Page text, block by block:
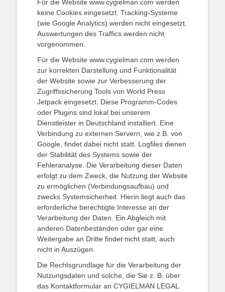
Für die Website www.cygielman.com werden
keine Cookies eingesetzt. Tracking-Systeme
(wie Google Analytics) werden nicht eingesetzt.
Auswertungen des Traffics werden nicht
vorgenommen.
Für die Website www.cygielman.com werden
zur korrekten Darstellung und Funktionalität
der Website sowie zur Verbesserung der
Zugriffssicherung Tools von World Press
Jetpack eingesetzt. Diese Programm-Codes
oder Plugins sind lokal bei unserem
Dienstleister in Deutschland installiert. Eine
Verbindung zu externen Servern, wie z.B. von
Google, findet dabei nicht statt. Logfiles dienen
der Stabilität des Systems sowie der
Fehleranalyse. Die Verarbeitung dieser Daten
erfolgt zu dem Zweck, die Nutzung der Website
zu ermöglichen (Verbindungsaufbau) und
zwecks Systemsicherheit. Hierin liegt auch das
erforderliche berechtigte Interesse an der
Verarbeitung der Daten. Ein Abgleich mit
anderen Datenbeständen oder gar eine
Weitergabe an Dritte findet nicht statt, auch
nicht in Auszügen.
Die Rechtsgrundlage für die Verarbeitung der
Nutzungsdaten und solche, die Sie z. B. über
das Kontaktformular an CYGIELMAN LEGAL